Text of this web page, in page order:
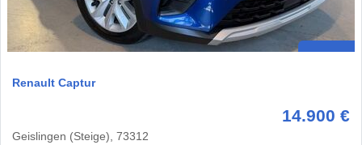
Renault Captur
14.900 €
Geislingen (Steige), 73312